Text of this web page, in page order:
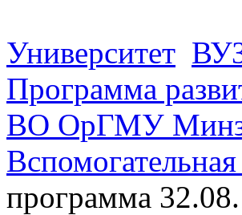
Университет
Программа
ВО ОрГМУ
Вспомогательная
программа